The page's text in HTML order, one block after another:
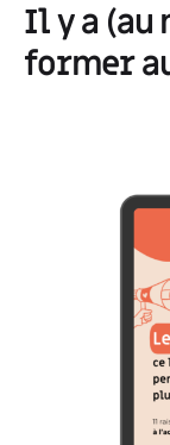
Il y a (au
former